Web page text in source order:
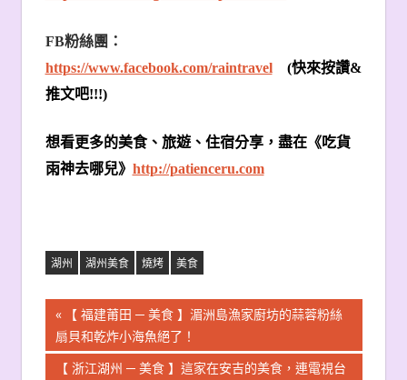
FB粉絲團：
https://www.facebook.com/raintravel
(快來按讚&
推文吧!!!)
想看更多的美食、旅遊、住宿分享，盡在《吃貨
雨神去哪兒》 http://patienceru.com
湖州 湖州美食 燒烤 美食
文
章
Previous
Post:
【 福建莆田 ─ 美食 】湄洲島漁家廚坊的蒜蓉粉絲
扇貝和乾炸小海魚絕了！
Next
【 浙江湖州 ─ 美食 】這家在安吉的美食，連電視台